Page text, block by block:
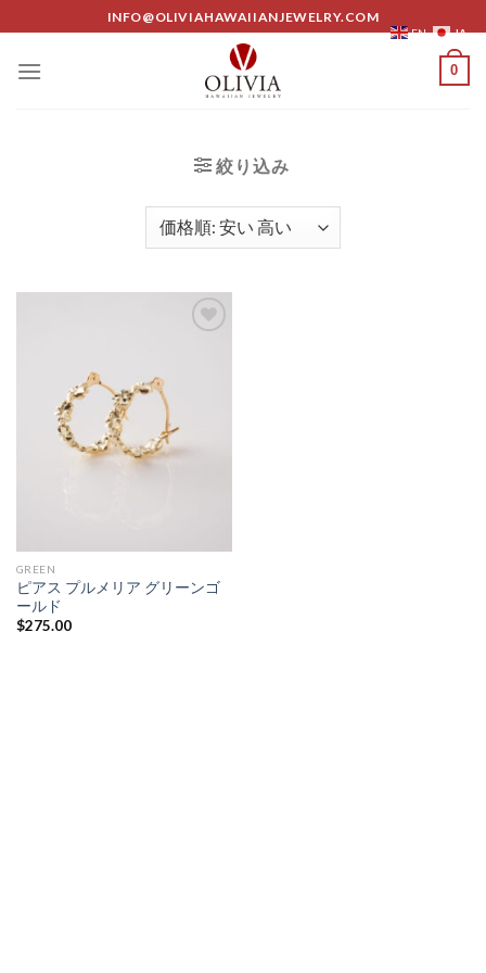
content
INFO@OLIVIAHAWAIIANJEWELRY.COM
0
絞り込み
GREEN
ピアス プルメリア グリーンゴ
ールド
$275.00
EN JA